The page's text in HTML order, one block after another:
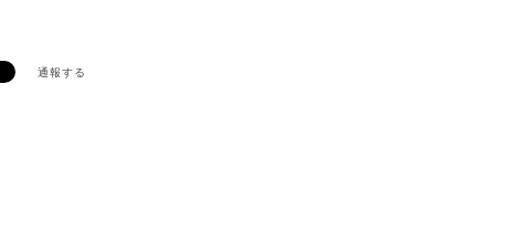
通報する